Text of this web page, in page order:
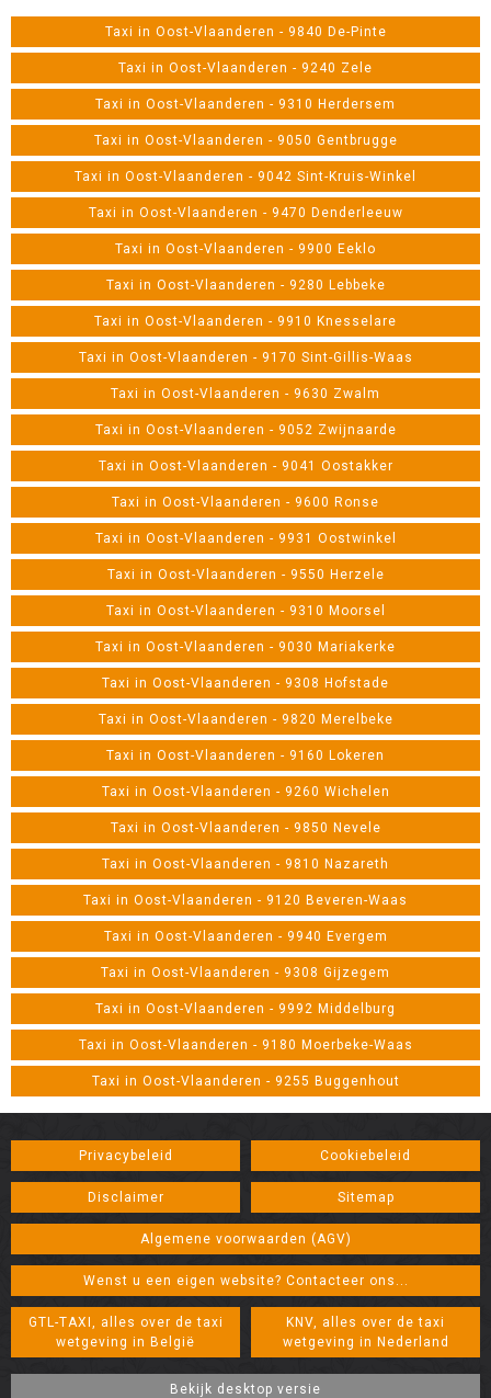
Taxi in Oost-Vlaanderen - 9840 De-Pinte
Taxi in Oost-Vlaanderen - 9240 Zele
Taxi in Oost-Vlaanderen - 9310 Herdersem
Taxi in Oost-Vlaanderen - 9050 Gentbrugge
Taxi in Oost-Vlaanderen - 9042 Sint-Kruis-Winkel
Taxi in Oost-Vlaanderen - 9470 Denderleeuw
Taxi in Oost-Vlaanderen - 9900 Eeklo
Taxi in Oost-Vlaanderen - 9280 Lebbeke
Taxi in Oost-Vlaanderen - 9910 Knesselare
Taxi in Oost-Vlaanderen - 9170 Sint-Gillis-Waas
Taxi in Oost-Vlaanderen - 9630 Zwalm
Taxi in Oost-Vlaanderen - 9052 Zwijnaarde
Taxi in Oost-Vlaanderen - 9041 Oostakker
Taxi in Oost-Vlaanderen - 9600 Ronse
Taxi in Oost-Vlaanderen - 9931 Oostwinkel
Taxi in Oost-Vlaanderen - 9550 Herzele
Taxi in Oost-Vlaanderen - 9310 Moorsel
Taxi in Oost-Vlaanderen - 9030 Mariakerke
Taxi in Oost-Vlaanderen - 9308 Hofstade
Taxi in Oost-Vlaanderen - 9820 Merelbeke
Taxi in Oost-Vlaanderen - 9160 Lokeren
Taxi in Oost-Vlaanderen - 9260 Wichelen
Taxi in Oost-Vlaanderen - 9850 Nevele
Taxi in Oost-Vlaanderen - 9810 Nazareth
Taxi in Oost-Vlaanderen - 9120 Beveren-Waas
Taxi in Oost-Vlaanderen - 9940 Evergem
Taxi in Oost-Vlaanderen - 9308 Gijzegem
Taxi in Oost-Vlaanderen - 9992 Middelburg
Taxi in Oost-Vlaanderen - 9180 Moerbeke-Waas
Taxi in Oost-Vlaanderen - 9255 Buggenhout
Privacybeleid Cookiebeleid
Disclaimer Sitemap
Algemene voorwaarden (AGV)
Wenst u een eigen website? Contacteer ons...
GTL-TAXI, alles over de taxi
wetgeving in België
KNV, alles over de taxi
wetgeving in Nederland